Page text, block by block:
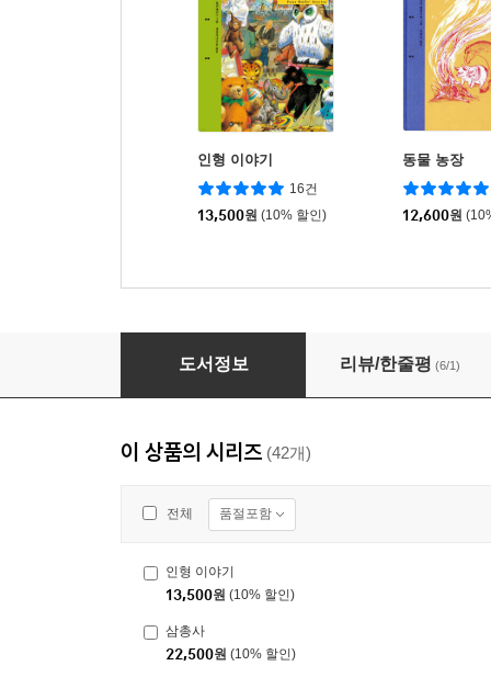
인형 이야기
16건
13,500원 (10% 할인)
동물 농장
12,600원
카라반 이야기
도서정보 리뷰/한줄평 (6/1)
이 상품의 시리즈 (42개)
전체 품절포함
인형 이야기
13,500원 (10% 할인)
삼총사
22,500원 (10% 할인)